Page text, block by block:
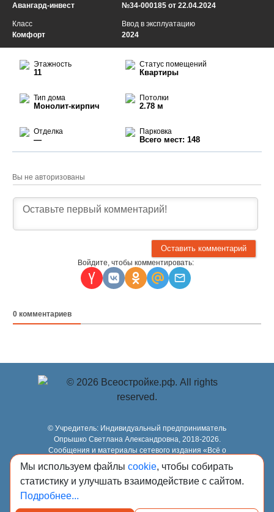
Авангард-инвест
№34-000185 от 22.04.2024
Ввод в эксплуатацию
2024
Класс
Комфорт
Этажность
11
Статус помещений
Квартиры
Тип дома
Монолит-кирпич
Потолки
2.78 м
Отделка
—
Парковка
Всего мест: 148
Вы не авторизованы
Войдите, чтобы комментировать:
0 комментариев
© Учредитель: Индивидуальный предприниматель
Опрышко Светлана Александровна, 2018-2026.
Сообщения и материалы сетевого издания «Всё о
стройке» (зарегистрировано Федеральной службой по
надзору в сфере связи, информационных технологий и
массовых коммуникаций (Роскомнадзор) 13.03.2023 за
регистрационным номером Эл № ФС77-84949)
Мы используем файлы cookie, чтобы собирать
статистику и улучшать взаимодействие с сайтом.
Подробнее...